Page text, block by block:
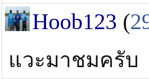
Hoob123 (
แวะมาชมครับ